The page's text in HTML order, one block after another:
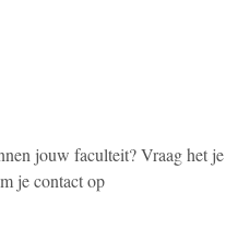
jouw faculteit? Vraag het
je contact op